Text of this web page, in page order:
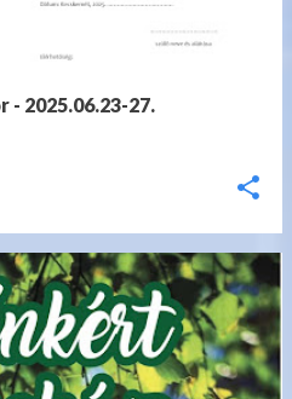
2025.06.23-27.